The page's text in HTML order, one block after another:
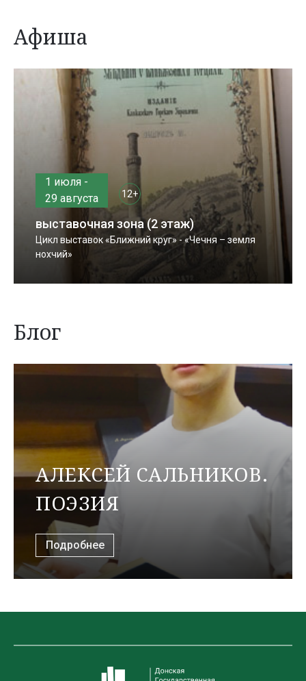
Афиша
1 июля -
29 августа
12+
выставочная зона (2 этаж)
Цикл выставок «Ближний круг» - «Чечня – земля
нохчий»
Блог
АЛЕКСЕЙ САЛЬНИКОВ.
ПОЭЗИЯ
Подробнее